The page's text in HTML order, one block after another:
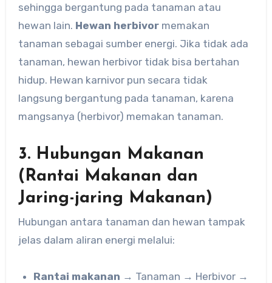
sehingga bergantung pada tanaman atau
hewan lain. Hewan herbivormemakan
tanaman sebagai sumber energi. Jika tidak ada
tanaman, hewan herbivor tidak bisa bertahan
hidup. Hewan karnivor pun secara tidak
langsung bergantung pada tanaman, karena
mangsanya (herbivor) memakan tanaman.
3. Hubungan Makanan
(Rantai Makanan dan
Jaring-jaring Makanan)
Hubungan antara tanaman dan hewan tampak
jelas dalam aliran energi melalui:
Rantai makanan → Tanaman → Herbivor →